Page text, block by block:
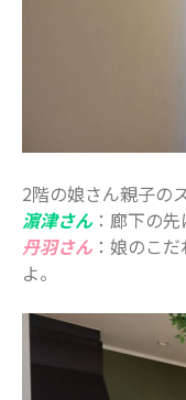
2階の娘さん親子の
濵津さん：廊下の先
丹羽さん ：娘のこ
よ。